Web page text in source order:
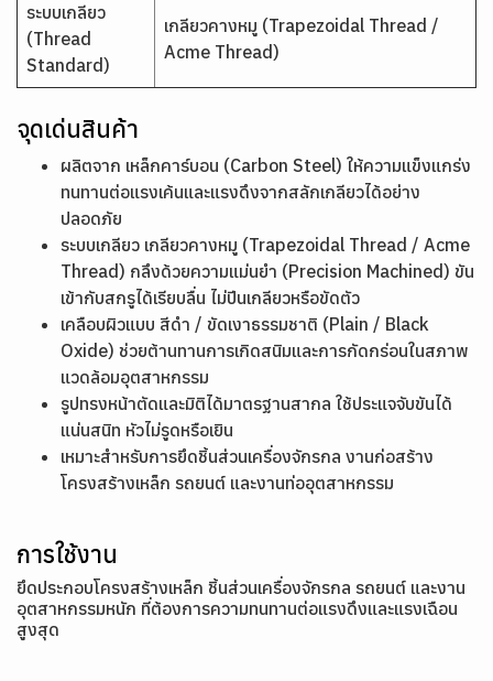
ระบบเกลียว
(Thread
Standard)
เกลียวคางหมู (Trapezoidal Thread /
Acme Thread)
จุดเด่นสินค้า
ผลิตจาก เหล็กคาร์บอน (Carbon Steel) ให้ความแข็งแกร่ง
ทนทานต่อแรงเค้นและแรงดึงจากสลักเกลียวได้อย่าง
ปลอดภัย
ระบบเกลียว เกลียวคางหมู (Trapezoidal Thread / Acme
Thread) กลึงด้วยความแม่นยำ (Precision Machined) ขัน
เข้ากับสกรูได้เรียบลื่น ไม่ปีนเกลียวหรือขัดตัว
เคลือบผิวแบบ สีดำ / ขัดเงาธรรมชาติ (Plain / Black
Oxide) ช่วยต้านทานการเกิดสนิมและการกัดกร่อนในสภาพ
แวดล้อมอุตสาหกรรม
รูปทรงหน้าตัดและมิติได้มาตรฐานสากล ใช้ประแจจับขันได้
แน่นสนิท หัวไม่รูดหรือเยิน
เหมาะสำหรับการยึดชิ้นส่วนเครื่องจักรกล งานก่อสร้าง
โครงสร้างเหล็ก รถยนต์ และงานท่ออุตสาหกรรม
การใช้งาน
ยึดประกอบโครงสร้างเหล็ก ชิ้นส่วนเครื่องจักรกล รถยนต์ และงาน
อุตสาหกรรมหนัก ที่ต้องการความทนทานต่อแรงดึงและแรงเฉือน
สูงสุด